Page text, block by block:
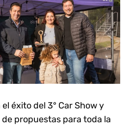
éxito del 3° Car Show y
propuestas para toda la